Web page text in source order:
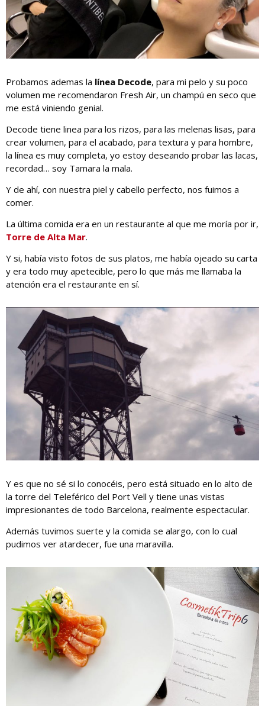
Probamos ademas la línea Decode, para mi pelo y su poco
volumen me recomendaron Fresh Air, un champú en seco que
me está viniendo genial.
Decode tiene linea para los rizos, para las melenas lisas, para
crear volumen, para el acabado, para textura y para hombre,
la línea es muy completa, yo estoy deseando probar las lacas,
recordad… soy Tamara la mala.
Y de ahí, con nuestra piel y cabello perfecto, nos fuimos a
comer.
La última comida era en un restaurante al que me moría por ir,
Torre de Alta Mar.
Y si, había visto fotos de sus platos, me había ojeado su carta
y era todo muy apetecible, pero lo que más me llamaba la
atención era el restaurante en sí.
Y es que no sé si lo conocéis, pero está situado en lo alto de
la torre del Teleférico del Port Vell y tiene unas vistas
impresionantes de todo Barcelona, realmente espectacular.
Además tuvimos suerte y la comida se alargo, con lo cual
pudimos ver atardecer, fue una maravilla.